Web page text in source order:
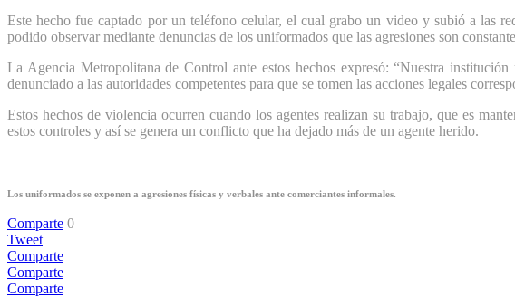
Este hecho fue captado por un teléfono celular, el cual grabo un video y subió a las
podido observar mediante denuncias de los uniformados que las agresiones son
La Agencia Metropolitana de Control ante estos hechos expresó: “Nuestra
denunciado a las autoridades competentes para que se tomen las acciones legales
Estos hechos de violencia ocurren cuando los agentes realizan su trabajo, que es
estos controles y así se genera un conflicto que ha dejado más de un agente herido.
Los uniformados se exponen a agresiones físicas y verbales ante comerciantes informales.
Comparte 0
Tweet
Comparte
Comparte
Comparte